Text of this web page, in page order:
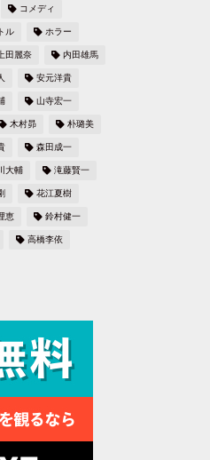
コメディ
ル ホラー
上田麗奈 内田雄馬
安元洋貴
山寺宏一
木村昴 朴璐美
森田成一
大輔 滝藤賢一
花江夏樹
恵 鈴村健一
高橋李依